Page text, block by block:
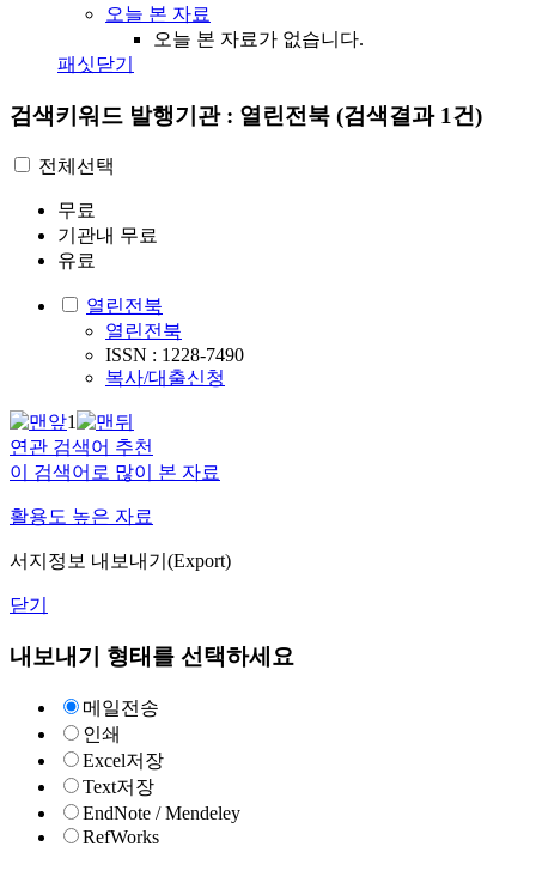
오늘 본 자료
오늘 본 자료가 없습니다.
패싯닫기
검색키워드 발행기관 : 열린전북 (검색결과 1건)
전체선택
무료
기관내 무료
유료
열린전북
열린전북
ISSN : 1228-7490
복사/대출신청
1
연관 검색어 추천
이 검색어로 많이 본 자료
활용도 높은 자료
서지정보 내보내기(Export)
닫기
내보내기 형태를 선택하세요
메일전송
인쇄
Excel저장
Text저장
EndNote / Mendeley
RefWorks